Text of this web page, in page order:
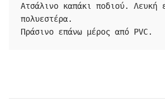
Ατσάλινο καπάκι ποδιού. Λευκή
πολυεστέρα.
Πράσινο επάνω μέρος από PVC.